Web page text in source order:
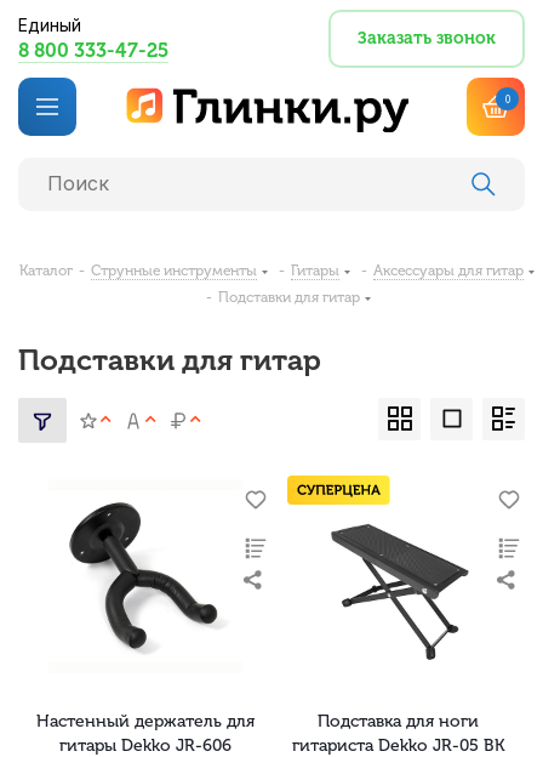
Единый
8 800 333-47-25
Заказать звонок
0
Каталог - Струнные инструменты - Гитары - Аксессуары для гитар
- Подставки для гитар
Подставки для гитар
Настенный держатель для
гитары Dekko JR-606
Подставка для ноги
гитариста Dekko JR-05 BK